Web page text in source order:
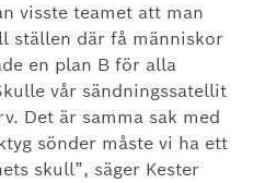
visste teamet att man
ställen där få människor
en plan B för alla
vår sändningssatellit
Det är samma sak med
sönder måste vi ha ett
skull”, säger Kester